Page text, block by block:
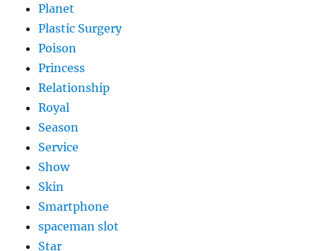
Planet
Plastic Surgery
Poison
Princess
Relationship
Royal
Season
Service
Show
Skin
Smartphone
spaceman slot
Star